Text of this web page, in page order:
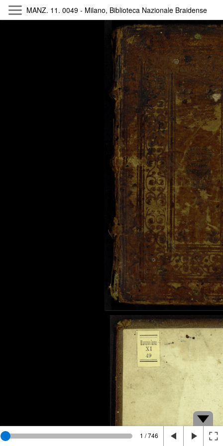
MANZ. 11. 0049 - Milano, Biblioteca Nazionale Braidense
1 / 746